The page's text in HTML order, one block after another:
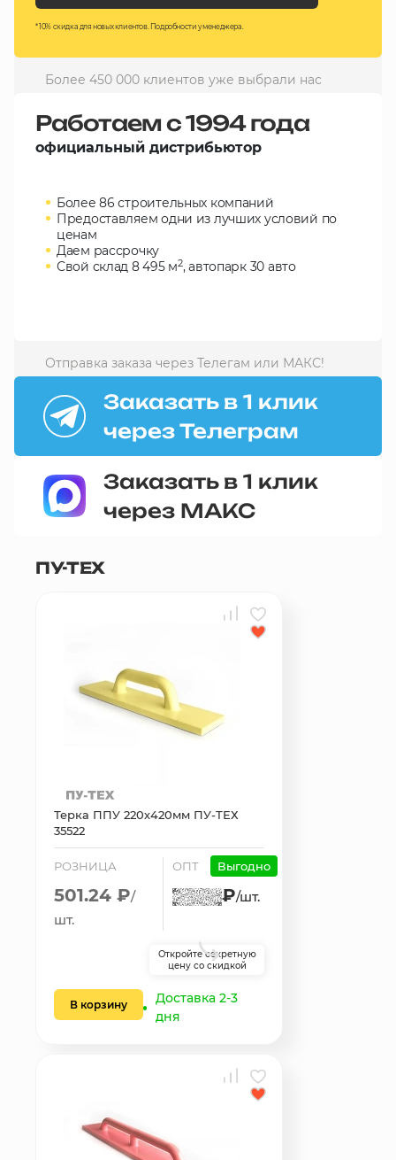
10 000 ₽
+7(495) 988-86-47
sales@stroyholding.ru
Max
Телеграм
Доставка
Оплата
О компании
Все бренды
Контакты
* 10% скидка для новых клиентов. Подробности у менеджера.
Более 450 000 клиентов уже выбрали нас
Работаем с 1994 года
официальный дистрибьютор
Более 86 строительных компаний
Предоставляем одни из лучших условий по
ценам
Даем рассрочку
Свой склад 8 495 м2, автопарк 30 авто
Отправка заказа через Телегам или МАКС!
Заказать в 1 клик
через Телеграм
Заказать в 1 клик
через МАКС
ПУ-ТЕХ
Терка ППУ 220х420мм ПУ-ТЕХ
35522
РОЗНИЦА
501.24 ₽/
шт.
ОПТ Выгодно
₽/шт.
Откройте секретную
цену со скидкой
В корзину
Доставка 2-3
дня